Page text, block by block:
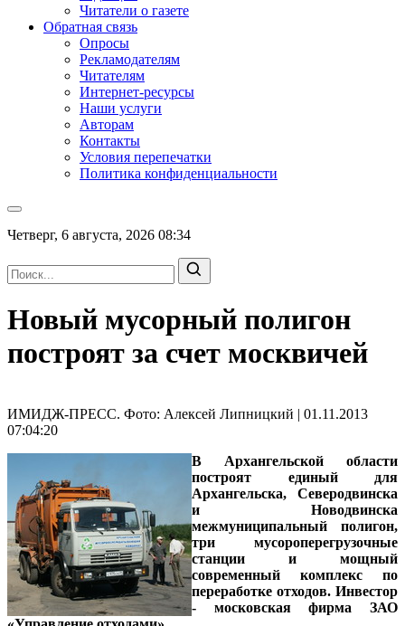
Читатели о газете
Обратная связь
Опросы
Рекламодателям
Читателям
Интернет-ресурсы
Наши услуги
Авторам
Контакты
Условия перепечатки
Политика конфиденциальности
Четверг, 6 августа, 2026 08:34
Новый мусорный полигон
построят за счет москвичей
ИМИДЖ-ПРЕСС. Фото: Алексей Липницкий | 01.11.2013
07:04:20
В Архангельской области
построят единый для
Архангельска, Северодвинска
и Новодвинска
межмуниципальный полигон,
три мусороперегрузочные
станции и мощный
современный комплекс по
переработке отходов. Инвестор
- московская фирма ЗАО